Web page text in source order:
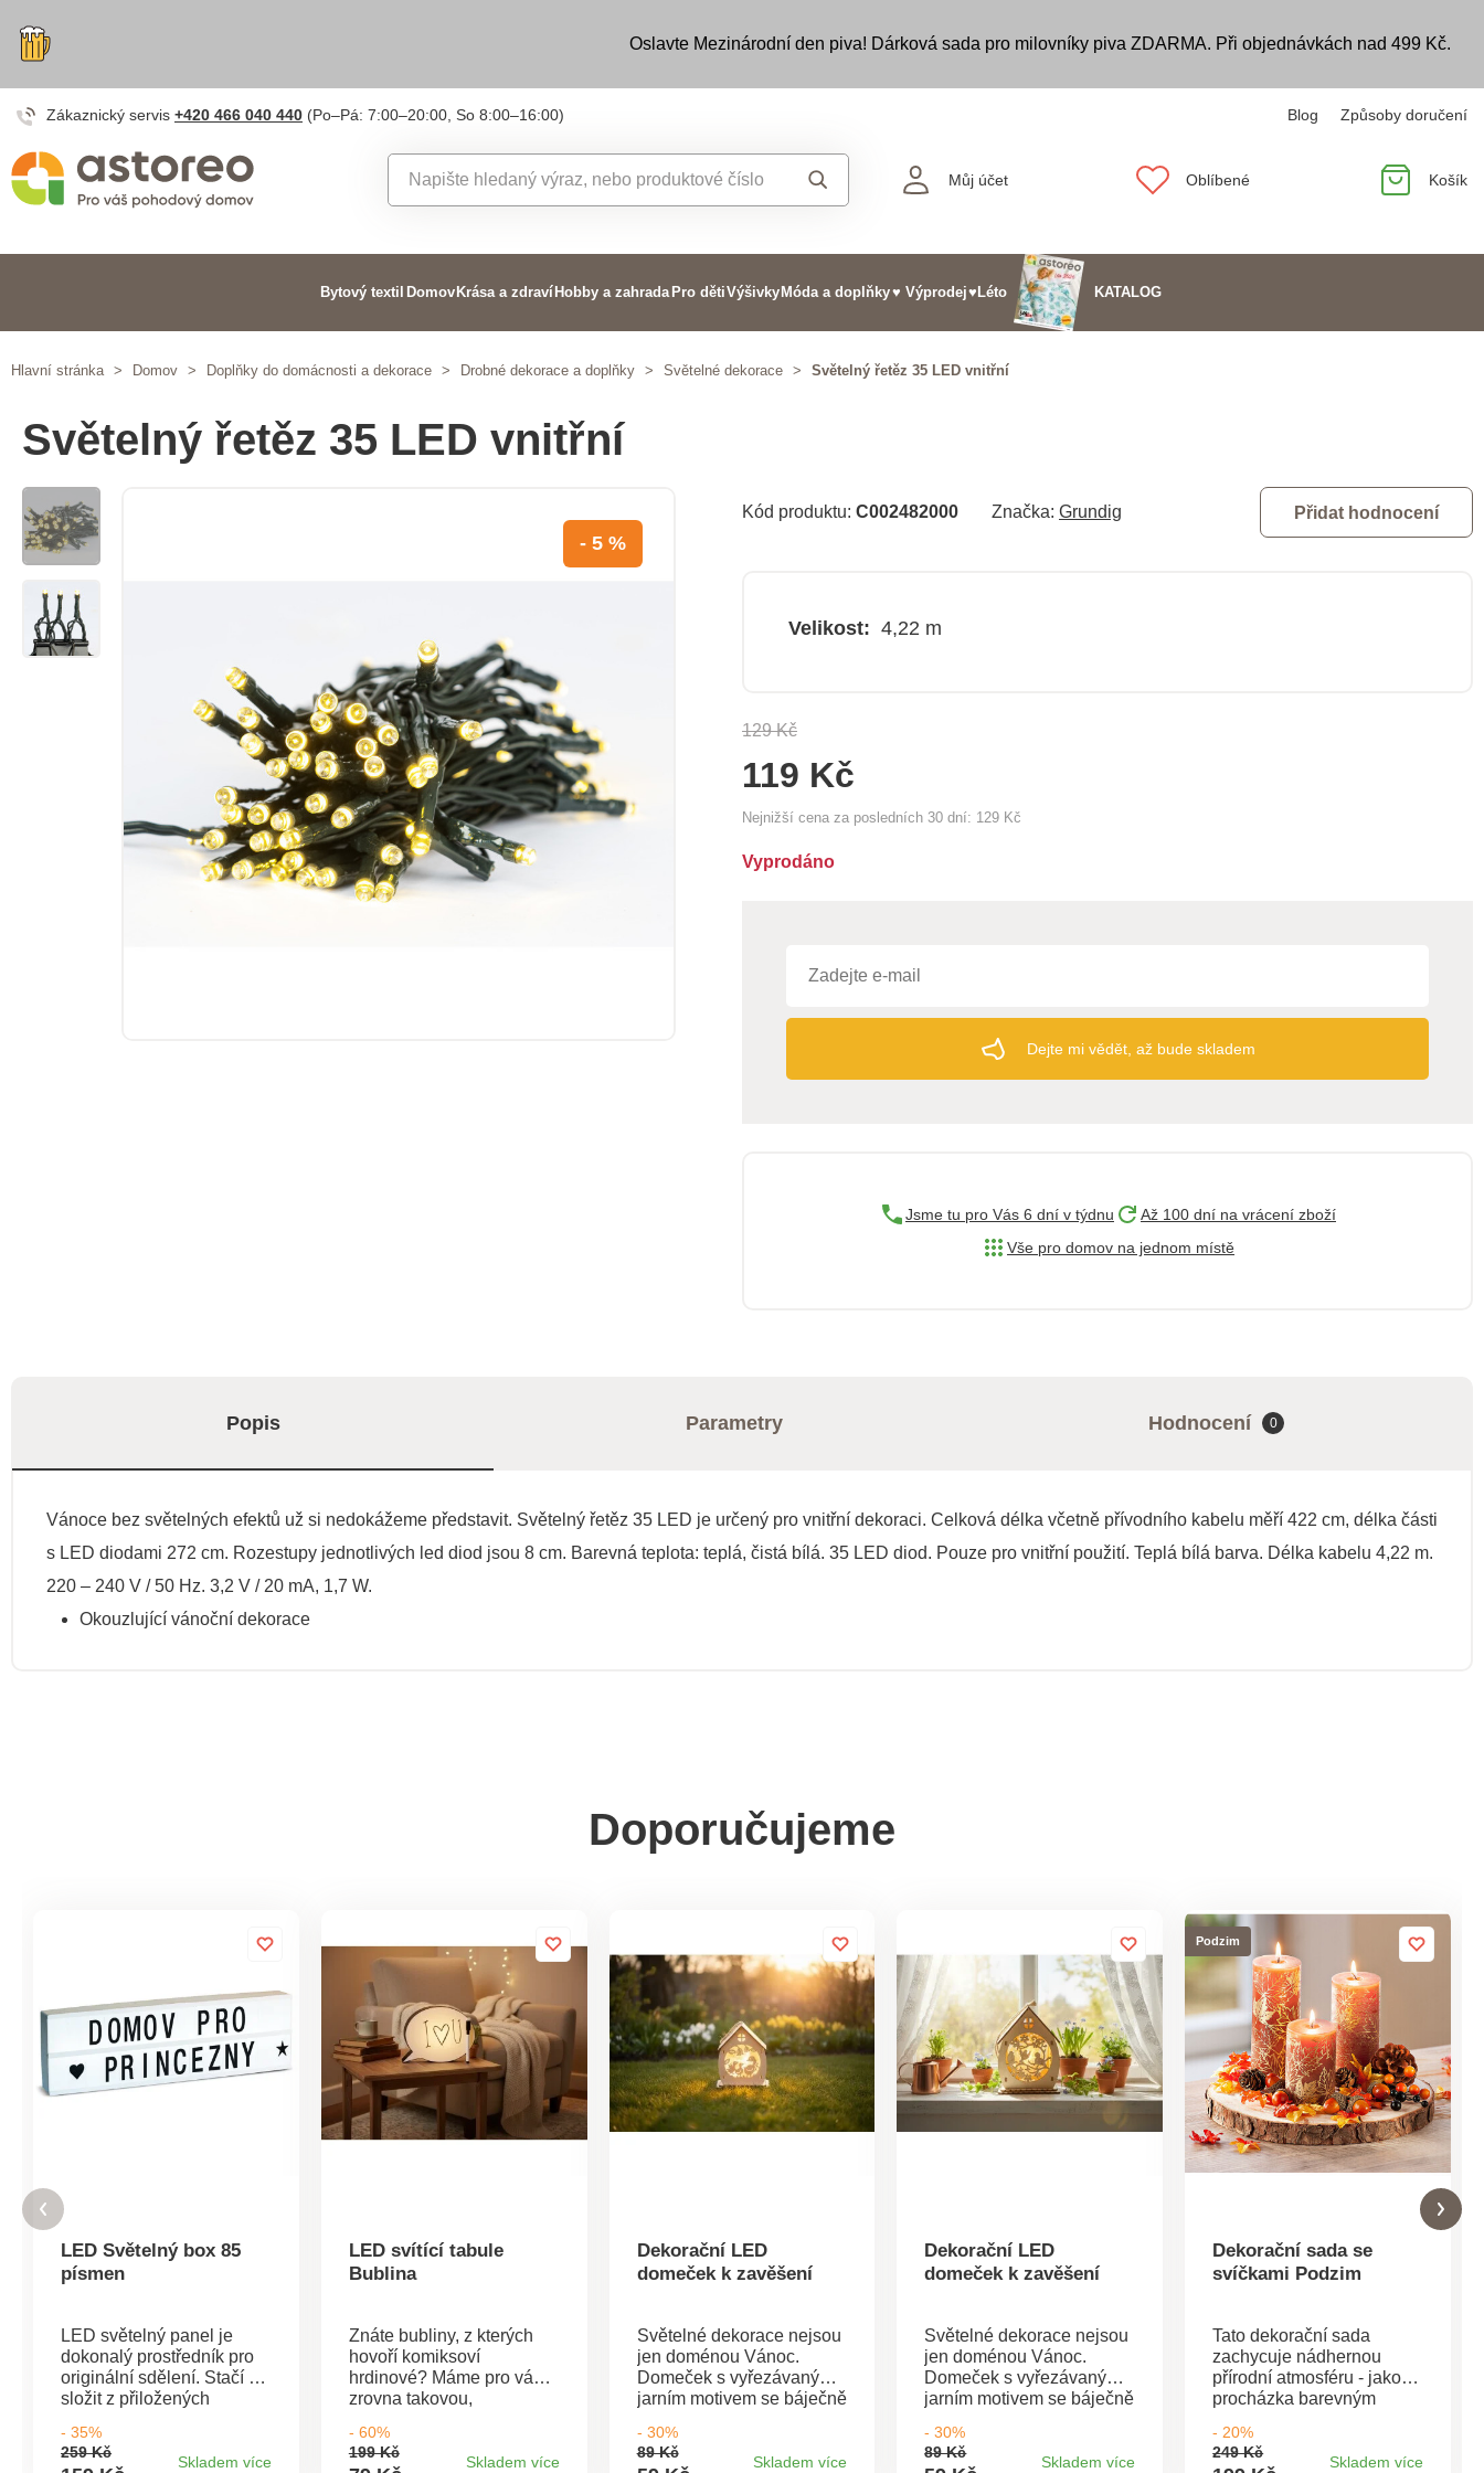
Oslavte Mezinárodní den piva! Dárková sada pro milovníky piva ZDARMA. Při objednávkách nad 499 Kč.
Zákaznický servis +420 466 040 440 (Po–Pá: 7:00–20:00, So 8:00–16:00) Blog Způsoby doručení
Můj účet Oblíbené Košík
Bytový textil Domov Krása a zdraví Hobby a zahrada Pro dětiVýšivky Móda a doplňky♥ Výprodej♥Léto KATALOG
Hlavní stránka > Domov > Doplňky do domácnosti a dekorace > Drobné dekorace a doplňky > Světelné dekorace > Světelný řetěz 35 LED vnitřní
Světelný řetěz 35 LED vnitřní
- 5 %
Kód produktu: C002482000 Značka: Grundig Přidat hodnocení
Velikost: 4,22 m
129 Kč
119 Kč
Nejnižší cena za posledních 30 dní: 129 Kč
Vyprodáno
Dejte mi vědět, až bude skladem
Jsme tu pro Vás 6 dní v týdnu
Až 100 dní na vrácení zboží
Vše pro domov na jednom místě
Popis Parametry Hodnocení 0
Vánoce bez světelných efektů už si nedokážeme představit. Světelný řetěz 35 LED je určený pro vnitřní dekoraci. Celková délka včetně přívodního kabelu měří 422 cm, délka části
s LED diodami 272 cm. Rozestupy jednotlivých led diod jsou 8 cm. Barevná teplota: teplá, čistá bílá. 35 LED diod. Pouze pro vnitřní použití. Teplá bílá barva. Délka kabelu 4,22 m.
220 – 240 V / 50 Hz. 3,2 V / 20 mA, 1,7 W.
Okouzlující vánoční dekorace
Doporučujeme
LED Světelný box 85
písmen
LED světelný panel je
dokonalý prostředník pro
originální sdělení. Stačí ho
složit z přiložených
drážek. Rozsvícením
panelu nápis skvěle
- 35%
259 Kč
Skladem více
LED svítící tabule
Bublina
Znáte bubliny, z kterých
hovoří komiksoví
hrdinové? Máme pro vás
zrovna takovou,
diodami. Popisovačem,
který je součástí balení do
- 60%
199 Kč
Skladem více
Dekorační LED
domeček k zavěšení
Světelné dekorace nejsou
jen doménou Vánoc.
Domeček s vyřezávaným
jarním motivem se báječně
jiná roční období. Dekoraci
stačí pouze zavěsit do
- 30%
89 Kč
Skladem více
Dekorační LED
domeček k zavěšení
Světelné dekorace nejsou
jen doménou Vánoc.
Domeček s vyřezávaným
jarním motivem se báječně
jiná roční období. Dekoraci
stačí pouze zavěsit do
- 30%
89 Kč
Skladem více
Podzim
Dekorační sada se
svíčkami Podzim
Tato dekorační sada
zachycuje nádhernou
přírodní atmosféru - jako
procházka barevným
kmene slouží jako
dekorační podnos.
- 20%
249 Kč
Skladem více